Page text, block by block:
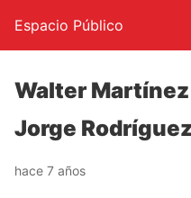
Espacio Público
Walter
Jorge
hace 7 años